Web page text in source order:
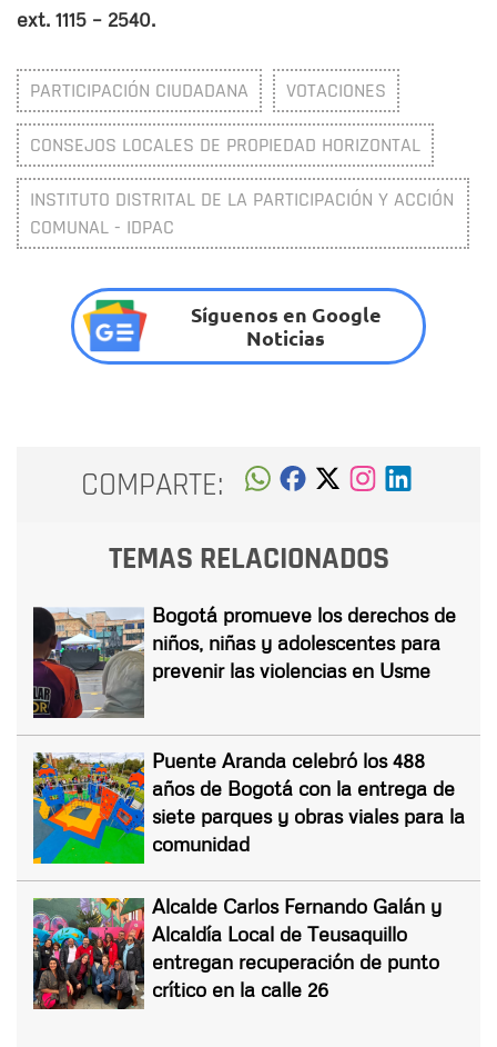
ext. 1115 – 2540.
PARTICIPACIÓN CIUDADANA VOTACIONES
CONSEJOS LOCALES DE PROPIEDAD HORIZONTAL
INSTITUTO DISTRITAL DE LA PARTICIPACIÓN Y ACCIÓN
COMUNAL - IDPAC
Síguenos en Google
Noticias
COMPARTE:
TEMAS RELACIONADOS
Bogotá promueve los derechos de
niños, niñas y adolescentes para
prevenir las violencias en Usme
Puente Aranda celebró los 488
años de Bogotá con la entrega de
siete parques y obras viales para la
comunidad
Alcalde Carlos Fernando Galán y
Alcaldía Local de Teusaquillo
entregan recuperación de punto
crítico en la calle 26